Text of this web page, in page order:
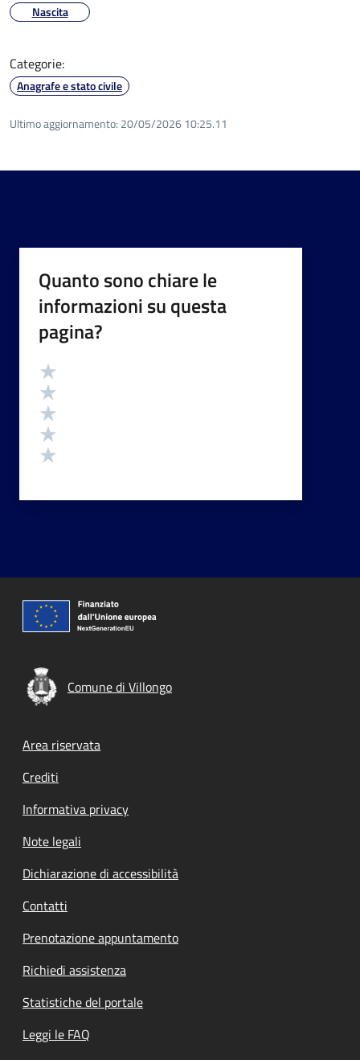
Nascita
Categorie:
Anagrafe e stato civile
Ultimo aggiornamento: 20/05/2026 10:25.11
Quanto sono chiare le
informazioni su questa
pagina?
Valutazione
Comune di Villongo
Footer menu
Area riservata
Crediti
Informativa privacy
Note legali
Dichiarazione di accessibilità
Contatti
Prenotazione appuntamento
Richiedi assistenza
Statistiche del portale
Leggi le FAQ